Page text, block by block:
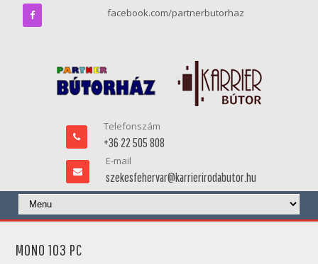
facebook.com/partnerbutorhaz
Telefonszám
+36 22 505 808
E-mail
szekesfehervar@karrierirodabutor.hu
MONO 103 PC